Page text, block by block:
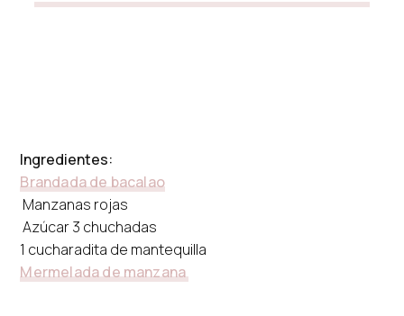
Ingredientes:
Brandada de bacalao
Manzanas rojas
Azúcar 3 chuchadas
1 cucharadita de mantequilla
Mermelada de manzana